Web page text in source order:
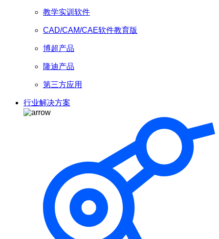
教学实训软件
CAD/CAM/CAE软件教育版
博超产品
隆迪产品
第三方应用
行业解决方案